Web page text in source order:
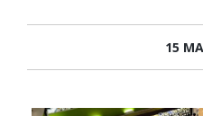
15